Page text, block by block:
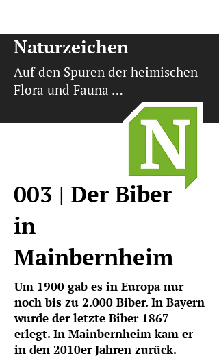
Naturzeichen
Auf den Spuren der heimischen
Flora und Fauna …
003 | Der Biber
in
Mainbernheim
Um 1900 gab es in Europa nur
noch bis zu 2.000 Biber. In Bayern
wurde der letzte Biber 1867
erlegt. In Mainbernheim kam er
in den 2010er Jahren zurück.